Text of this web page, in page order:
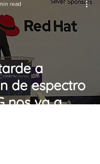
a
de espectro
nos va a
read